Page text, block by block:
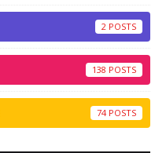
2
138
74